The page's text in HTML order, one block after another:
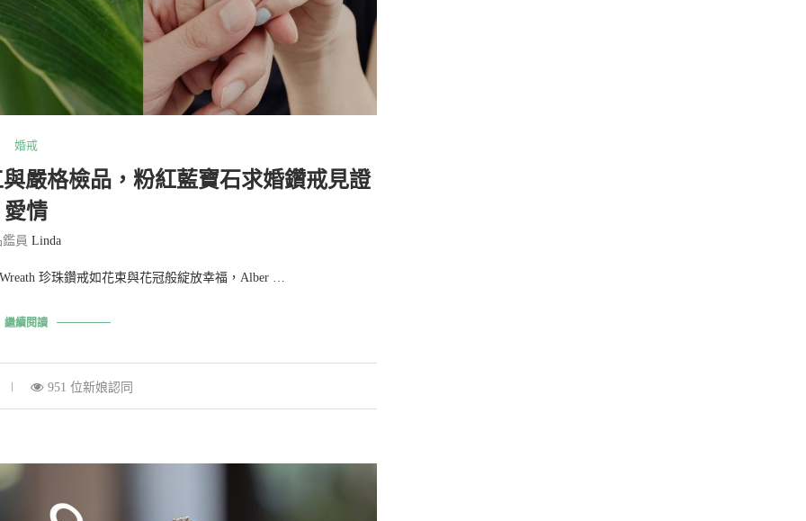
婚戒
嚴格檢品，粉紅藍寶石求婚鑽戒見證
愛情
鑑員Linda
珍珠鑽戒如花束與花冠般綻放幸福，Alber …
繼續閱讀
951 位新娘認同